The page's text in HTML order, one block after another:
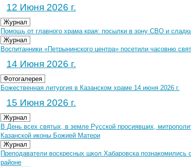
12 Июня 2026 г.
Журнал
Помощь от главного храма края: посылки в зону СВО и
Журнал
Воспитанники «Петрынинского центра» посетили часовню
14 Июня 2026 г.
Фотогалерея
Божественная литургия в Казанском храме 14 июня 2026 г.
15 Июня 2026 г.
Журнал
В День всех святых, в земле Русской просиявших,
Казанской иконы Божией Матери
Журнал
Преподаватели воскресных школ Хабаровска
районе